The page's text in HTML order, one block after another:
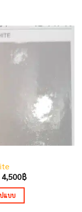
4,500฿Price
แบบ